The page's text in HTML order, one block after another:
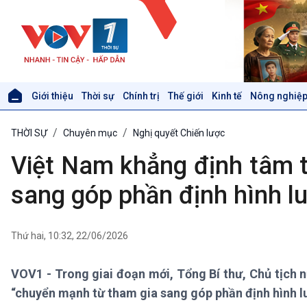
Giới thiệu Thời sự Chính trị Thế giới Kinh tế Nông
Thời sự 6h
Thời sự 12h
Thời sự 18h
Thời sự 21h30
Bản tin
Xã hội
Tin Đời sống & Xã hội
Khoa học & Công nghệ
Tin Khoa học & Công nghệ
THỜI SỰ Chuyên mục Nghị quyết Chiến lược
Việt Nam khẳng định tâm
sang góp phần định hình
Thứ hai, 10:32, 22/06/2026
VOV1 - Trong giai đoạn mới, Tổng Bí thư, Chủ tịch
“chuyển mạnh từ tham gia sang góp phần định hình